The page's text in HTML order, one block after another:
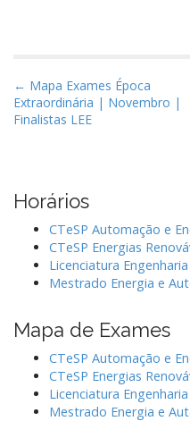
P
o
a
t
i
← Mapa Exames Época
Extraordinária | Novembro |
Finalistas LEE
Horários
CTeSP Automação e
CTeSP Energias
Licenciatura
Mestrado Energia e
Mapa de Exames
CTeSP Automação e
CTeSP Energias
Licenciatura
Mestrado Energia e